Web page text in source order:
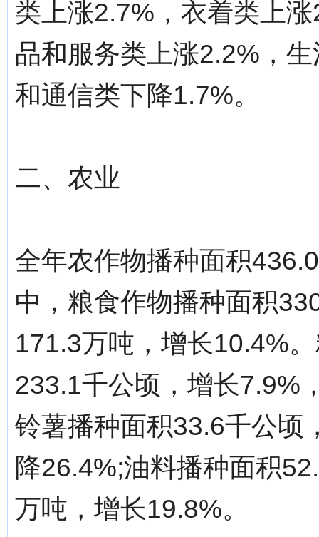
类上涨2.7%，衣着类上
品和服务类上涨2.2%，
和通信类下降1.7%。
二、农业
全年农作物播种面积
中，粮食作物播种面积
171.3万吨，增长10.4%
233.1千公顷，增长7.9%
铃薯播种面积33.6千公顷
降26.4%;油料播种面积
万吨，增长19.8%。